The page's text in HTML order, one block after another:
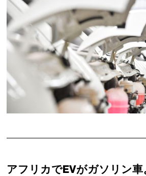
アフリカでEVがガソリン車